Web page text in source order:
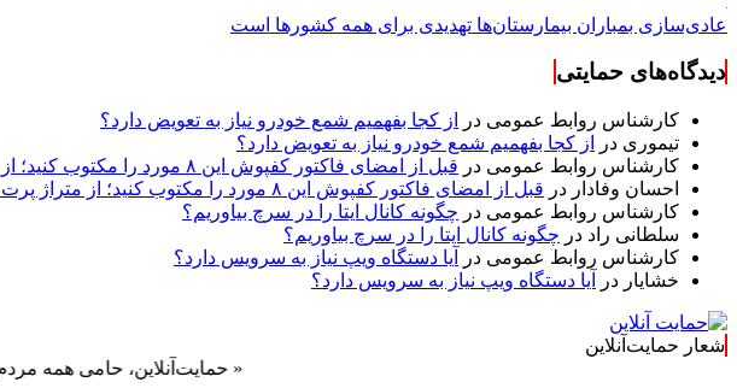
عادی‌سازی بمباران بیمارستان‌ها تهدیدی برای همه کشورها است
دیدگاه‌های حمایتی
کارشناس روابط عمومی در
از کجا بفهمیم شمع خودرو نیاز به تعویض دارد؟
تیموری در
از کجا بفهمیم شمع خودرو نیاز به تعویض دارد؟
کارشناس روابط عمومی در قبل از امضای فاکتور کفپوش این ۸ مورد را مکتوب کنید؛ از متراژ پرت تا ضمانت نصب
احسان وفادار در قبل از امضای فاکتور کفپوش این ۸ مورد را مکتوب کنید؛ از متراژ پرت تا ضمانت نصب
کارشناس روابط عمومی در چگونه کانال ایتا را در سرچ بیاوریم؟
سلطانی راد در چگونه کانال ایتا را در سرچ بیاوریم؟
کارشناس روابط عمومی در
آیا دستگاه ویپ نیاز به سرویس دارد؟
خشایار در آیا دستگاه ویپ نیاز به سرویس دارد؟
شعار حمایت‌آنلاین
« حمایت‌آنلاین، حامی همه مردم ایران »